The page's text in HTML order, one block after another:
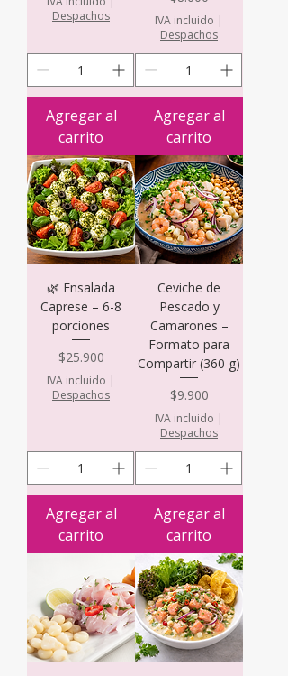
Despachos
Agregar al
carrito
IVA incluido |
Despachos
Agregar al
carrito
🌿 Ensalada
Caprese – 6-8
porciones
Precio
$25.900
IVA incluido |
Despachos
Agregar al
carrito
Ceviche de
Pescado y
Camarones –
Formato para
Compartir (360 g)
Precio
$9.900
IVA incluido |
Despachos
Agregar al
carrito